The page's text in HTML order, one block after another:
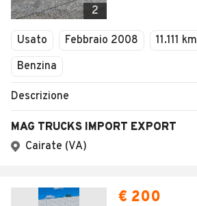
Veicoli Commerciali
Concessionari
2
Usato Febbraio 2008 11.111 km
Benzina
Descrizione
MAG TRUCKS IMPORT EXPORT
Cairate (VA)
€ 200